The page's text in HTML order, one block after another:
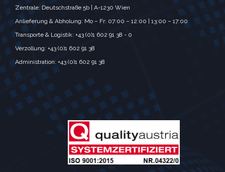
Zentrale: Deutschstraße 5b | A-1230 Wien
Anlieferung & Abholung: Mo – Fr: 07:00 – 12:00 | 13:00 – 17:00
Transporte & Logistik: +43 (0)1 602 91 38 - 0
Verzollung: +43 (0)1 602 91 38
Administration: +43 (0)1 602 91 38